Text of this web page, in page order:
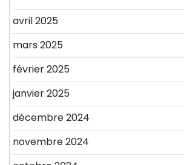
avril 2025
mars 2025
février 2025
janvier 2025
décembre 2024
novembre 2024